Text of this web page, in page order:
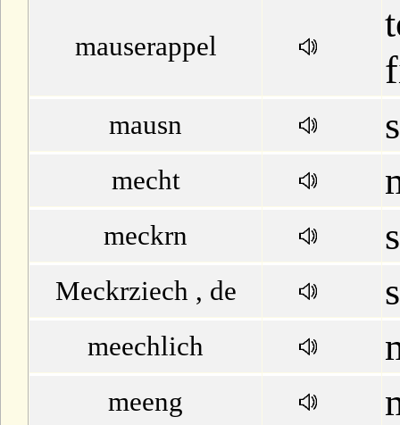
mauserappel
mausn
mecht
meckrn
Meckrziech , de
meechlich
meeng